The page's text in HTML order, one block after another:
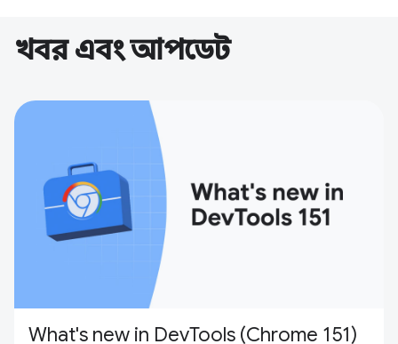
খবর এবং আপডেট
What's new in DevTools (Chrome 151)